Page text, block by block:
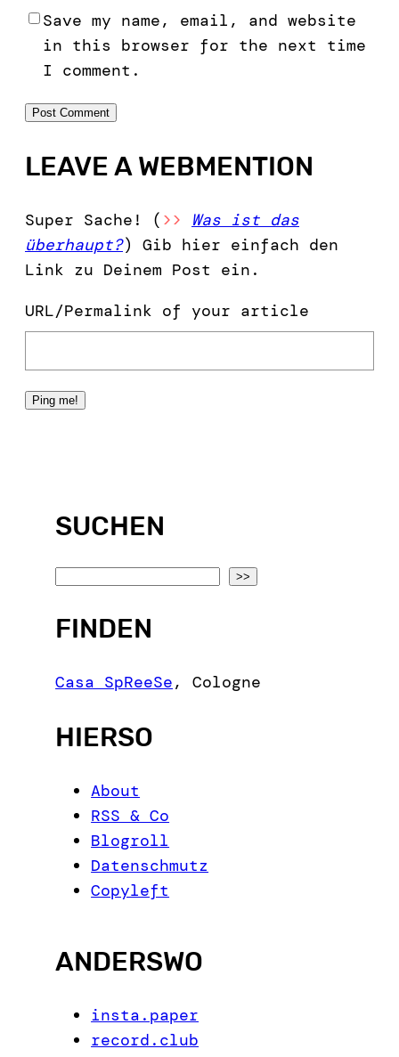
Save my name, email, and website
in this browser for the next time
I comment.
LEAVE A WEBMENTION
Super Sache! ( >>
Was ist das
überhaupt?) Gib hier einfach den
Link zu Deinem Post ein.
URL/Permalink of your article
SUCHEN
a
c
>>
FINDEN
Casa SpReeSe,Cologne
HIERSO
About
RSS & Co
Blogroll
Datenschmutz
Copyleft
ANDERSWO
insta.paper
record.club